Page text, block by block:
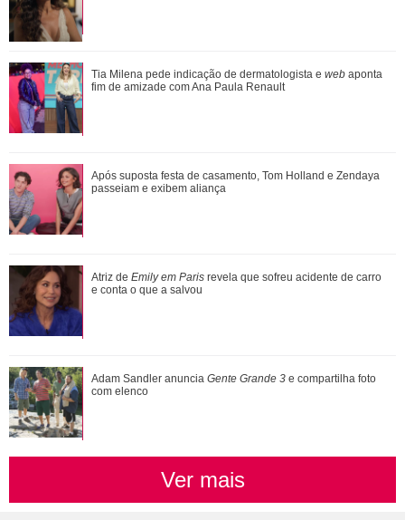
Atriz de Emily em Paris revela que sofreu acidente de carro
e conta o que a salvou
Leonardo compra 60 porcos e brinca ao ter dificuldade com
pagamento: Vou pedir ajuda
Adam Sandler anuncia Gente Grande 3 e compartilha foto
com elenco
Tia Milena pede indicação de dermatologista e web aponta
fim de amizade com Ana Paula Renault
Após suposta festa de casamento, Tom Holland e Zendaya
passeiam e exibem aliança
Atriz de Emily em Paris revela que sofreu acidente de carro
e conta o que a salvou
Adam Sandler anuncia Gente Grande 3 e compartilha foto
com elenco
Ver mais